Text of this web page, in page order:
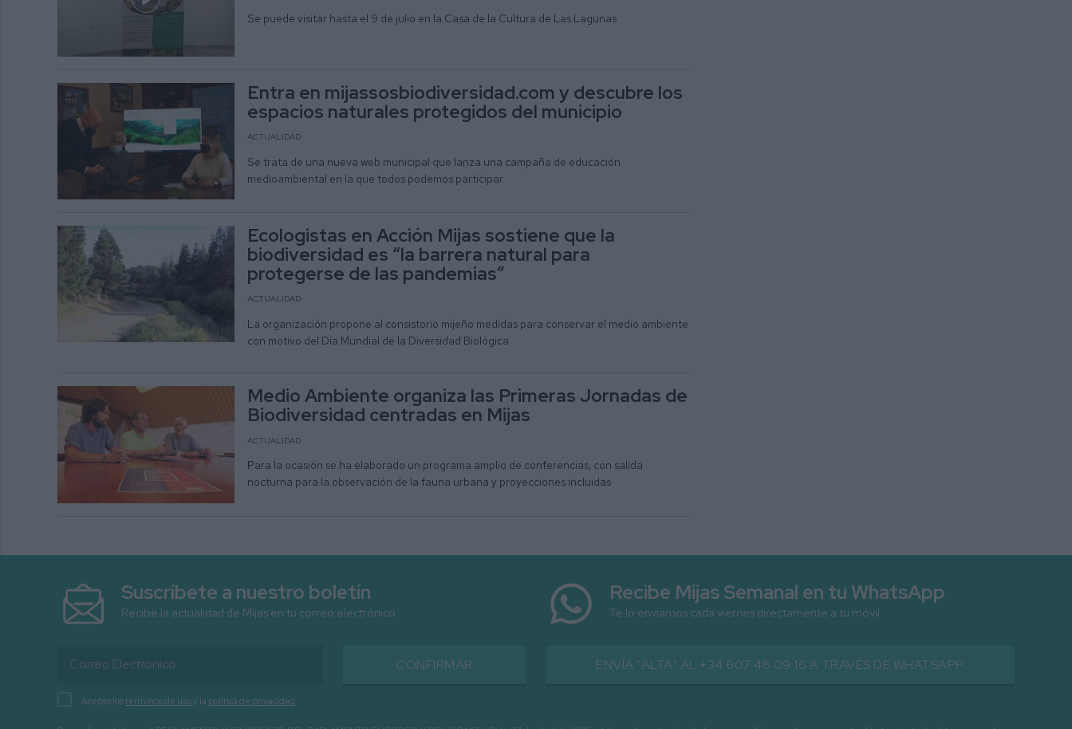
Se puede visitar hasta el 9 de julio en la Casa de la Cultura de Las Lagunas
Entra en mijassosbiodiversidad.com y descubre los
espacios naturales protegidos del municipio
ACTUALIDAD
Se trata de una nueva web municipal que lanza una campaña de educación
medioambiental en la que todos podemos participar
Ecologistas en Acción Mijas sostiene que la
biodiversidad es “la barrera natural para
protegerse de las pandemias”
ACTUALIDAD
La organización propone al consistorio mijeño medidas para conservar el medio ambiente
con motivo del Día Mundial de la Diversidad Biológica
Medio Ambiente organiza las Primeras Jornadas de
Biodiversidad centradas en Mijas
ACTUALIDAD
Para la ocasión se ha elaborado un programa amplio de conferencias, con salida
nocturna para la observación de la fauna urbana y proyecciones incluidas
Suscríbete a nuestro boletín
Recibe la actualidad de Mijas en tu correo electrónico
CONFIRMAR
Acepto lostérminos de usoy la política de privacidad
Recibe Mijas Semanal en tu WhatsApp
Te lo enviamos cada viernes directamente a tu móvil
ENVÍA "ALTA" AL +34 607 48 09 16 A TRAVÉS DE WHATSAPP